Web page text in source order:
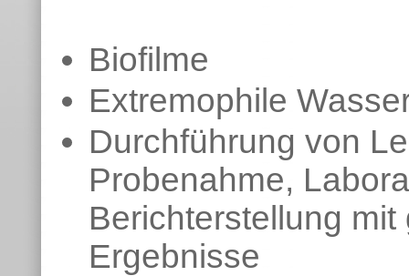
Biofilme
Extremophile
Durchführung von
Probenahme,
Berichterstellung
Ergebnisse